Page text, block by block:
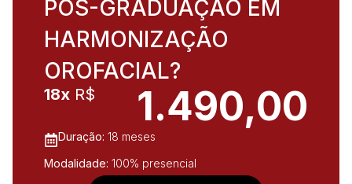
PÓS-GRADUAÇÃO EM
HARMONIZAÇÃO
OROFACIAL?
18x R$ 1.490,00
Duração: 18 meses
Modalidade: 100% presencial